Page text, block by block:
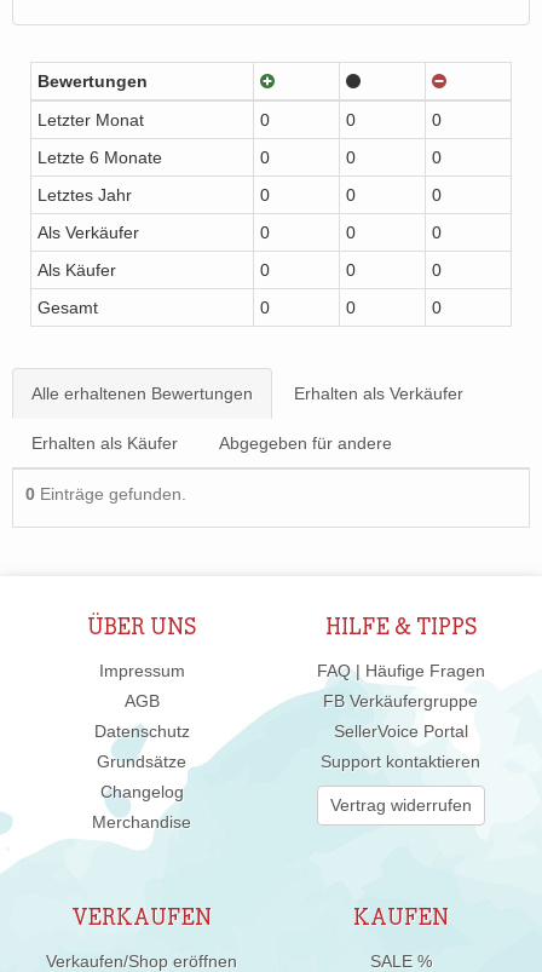
Bewertungen
Letzter Monat
0 0
0
Letzte 6 Monate
0 0
0
Letztes Jahr
0 0
0
Als Verkäufer
0 0
0
Als Käufer
0 0
0
Gesamt
0 0 0
Alle erhaltenen Bewertungen Erhalten als Verkäufer
Erhalten als Käufer Abgegeben für andere
0 Einträge gefunden.
ÜBER UNS
Impressum
AGB
Datenschutz
Grundsätze
Changelog
Merchandise
HILFE & TIPPS
FAQ | Häufige Fragen
FB Verkäufergruppe
SellerVoice Portal
Support kontaktieren
Vertrag widerrufen
VERKAUFEN
Verkaufen/Shop eröffnen
KAUFEN
SALE %